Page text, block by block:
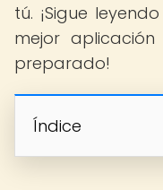
tú. ¡Sigue
mejor
preparado!
Índice